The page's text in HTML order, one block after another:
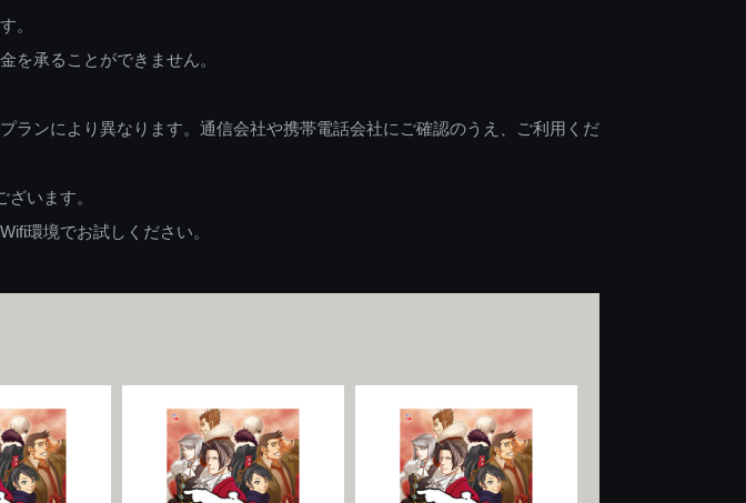
。
を承ることができません。
ランにより異なります。通信会社や携帯電話会社にご確認のうえ、ご利用くだ
います。
環境でお試しください。